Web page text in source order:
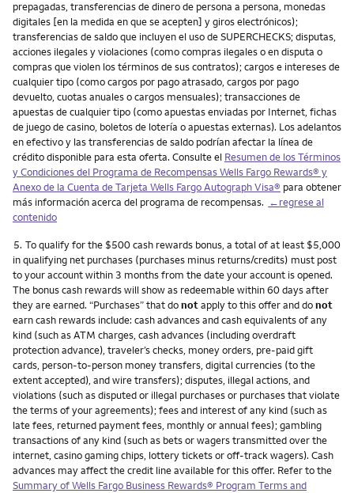
prepagadas, transferencias de dinero de persona a persona, monedas
digitales [en la medida en que se acepten] y giros electrónicos);
transferencias de saldo que incluyen el uso de SUPERCHECKS; disputas,
acciones ilegales y violaciones (como compras ilegales o en disputa o
compras que violen los términos de sus contratos); cargos e intereses de
cualquier tipo (como cargos por pago atrasado, cargos por pago
devuelto, cuotas anuales o cargos mensuales); transacciones de
apuestas de cualquier tipo (como apuestas enviadas por Internet, fichas
de juego de casino, boletos de lotería o apuestas externas). Los adelantos
en efectivo y las transferencias de saldo podrían afectar la línea de
crédito disponible para esta oferta. Consulte el Resumen de los Términos
y Condiciones del Programa de Recompensas Wells Fargo Rewards® y
Anexo de la Cuenta de Tarjeta Wells Fargo Autograph Visa® para obtener
más información acerca del programa de recompensas. ←regrese al
contenido
Nota
5. To qualify for the $500 cash rewards bonus, a total of at least $5,000
in qualifying net purchases (purchases minus returns/credits) must post
to your account within 3 months from the date your account is opened.
The bonus cash rewards will show as redeemable within 60 days after
they are earned. “Purchases” that donotapply to this offer and donot
earn cash rewards include: cash advances and cash equivalents of any
kind (such as ATM charges, cash advances (including overdraft
protection advance), traveler’s checks, money orders, pre-paid gift
cards, person-to-person money transfers, digital currencies (to the
extent accepted), and wire transfers); disputes, illegal actions, and
violations (such as disputed or illegal purchases or purchases that violate
the terms of your agreements); fees and interest of any kind (such as
late fees, returned payment fees, monthly or annual fees); gambling
transactions of any kind (such as bets or wagers transmitted over the
internet, casino gaming chips, lottery tickets or off-track wagers). Cash
advances may affect the credit line available for this offer. Refer to the
Summary of Wells Fargo Business Rewards® Program Terms and